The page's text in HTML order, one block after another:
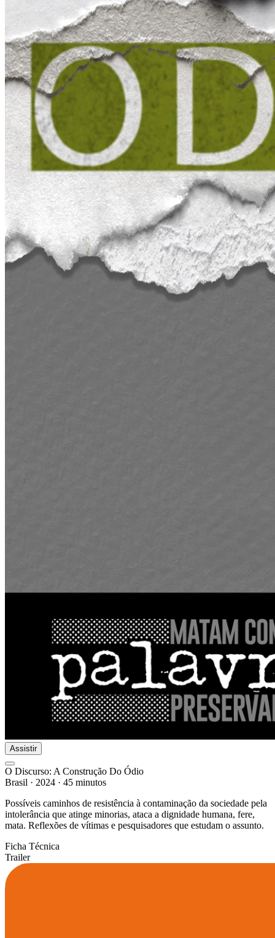
Assistir
O Discurso: A Construção Do Ódio
Brasil · 2024 · 45 minutos
Possíveis caminhos de resistência à contaminação da sociedade pela
intolerância que atinge minorias, ataca a dignidade humana, fere,
mata. Reflexões de vítimas e pesquisadores que estudam o assunto.
Ficha Técnica
Trailer